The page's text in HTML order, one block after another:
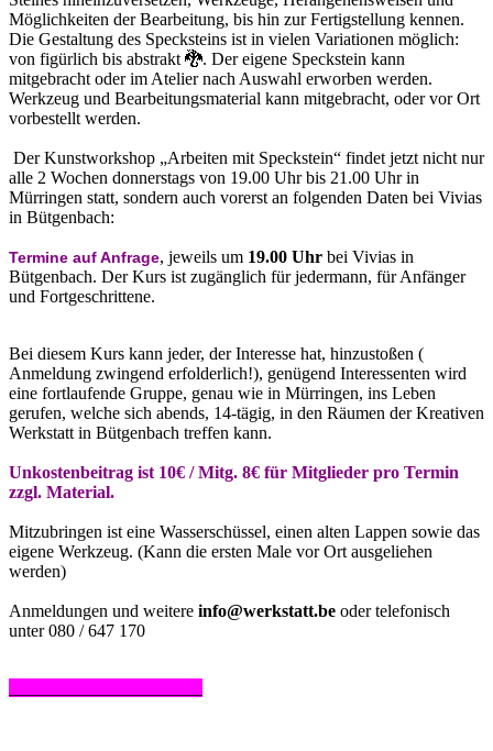
Möglichkeiten der Bearbeitung, bis hin zur Fertigstellung kennen.
Die Gestaltung des Specksteins ist in vielen Variationen möglich:
von figürlich bis abstrakt 🐉. Der eigene Speckstein kann
mitgebracht oder im Atelier nach Auswahl erworben werden.
Werkzeug und Bearbeitungsmaterial kann mitgebracht, oder vor Ort
vorbestellt werden.
Der Kunstworkshop „Arbeiten mit Speckstein“ findet jetzt nicht nur
alle 2 Wochen donnerstags von 19.00 Uhr bis 21.00 Uhr in
Mürringen statt, sondern auch vorerst an folgenden Daten bei Vivias
in Bütgenbach:
Termine auf Anfrage, jeweils um 19.00 Uhr bei Vivias in
Bütgenbach. Der Kurs ist zugänglich für jedermann, für Anfänger
und Fortgeschrittene.
Bei diesem Kurs kann jeder, der Interesse hat, hinzustoßen (
Anmeldung zwingend erfolderlich!), genügend Interessenten wird
eine fortlaufende Gruppe, genau wie in Mürringen, ins Leben
gerufen, welche sich abends, 14-tägig, in den Räumen der Kreativen
Werkstatt in Bütgenbach treffen kann.
Unkostenbeitrag ist 10€ / Mitg. 8€ für Mitglieder pro Termin
zzgl. Material.
Mitzubringen ist eine Wasserschüssel, einen alten Lappen sowie das
eigene Werkzeug. (Kann die ersten Male vor Ort ausgeliehen
werden)
Anmeldungen und weitere info@werkstatt.be oder telefonisch
unter 080 / 647 170